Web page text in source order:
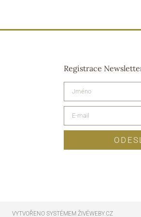
Registrace
VYTVOŘENO SYSTÉMEM ŽIVÉWEBY.CZ